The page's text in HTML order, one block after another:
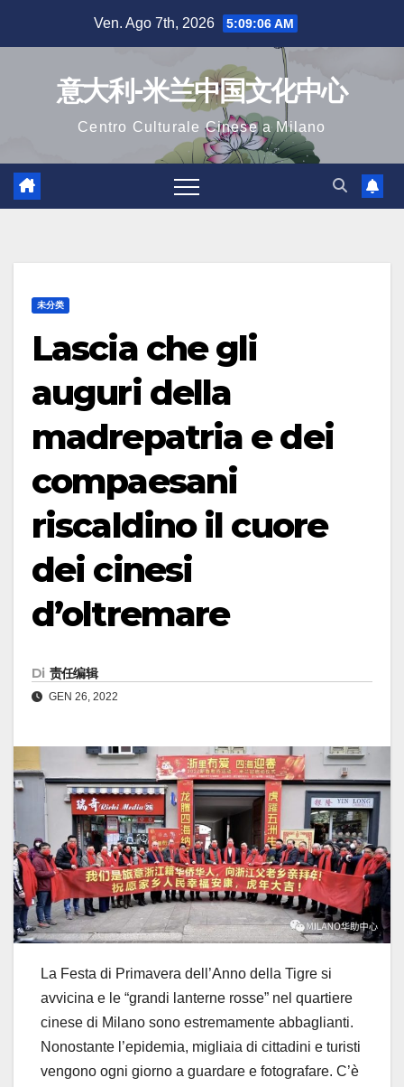
Ven. Ago 7th, 2026 5:09:07 AM
意大利-米兰中国文化中心
Centro Culturale Cinese a Milano
未分类
Lascia che gli
auguri della
madrepatria e dei
compaesani
riscaldino il cuore
dei cinesi
d’oltremare
Di 责任编辑
GEN 26, 2022
La Festa di Primavera dell’Anno della Tigre si
avvicina e le “grandi lanterne rosse” nel quartiere
cinese di Milano sono estremamente abbaglianti.
Nonostante l’epidemia, migliaia di cittadini e turisti
vengono ogni giorno a guardare e fotografare. C’è